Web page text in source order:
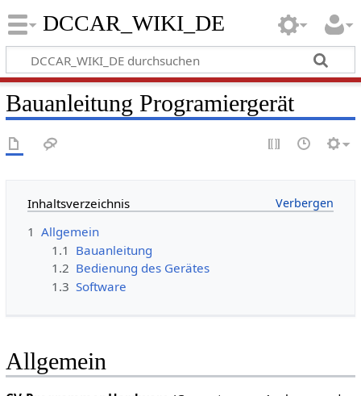
DCCAR_WIKI_DE
Bauanleitung Programiergerät
Inhaltsverzeichnis
1 Allgemein
1.1 Bauanleitung
1.2 Bedienung des Gerätes
1.3 Software
Allgemein